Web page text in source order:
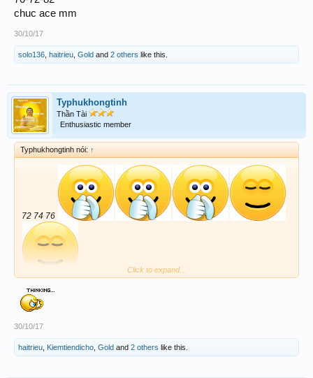
chuc ace mm
30/10/17
solo136 haitrieu Gold and 2 others like this.
Typhukhongtinh
Thần Tài
Enthusiastic member
Typhukhongtinh nói: ↑
72 74 76
Click to expand...
30/10/17
haitrieu Kiemtiendicho Gold and 2 others like this.